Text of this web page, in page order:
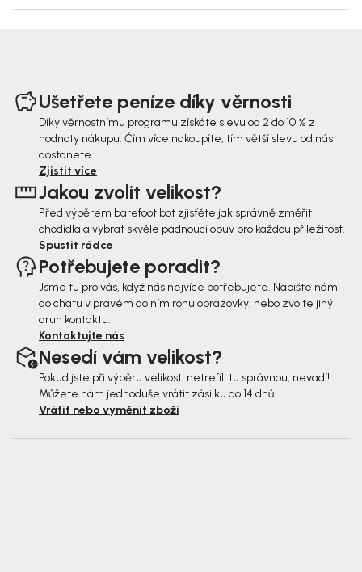
Ušetřete peníze díky věrnosti
Díky věrnostnímu programu získáte slevu od 2 do 10 % z
hodnoty nákupu. Čím více nakoupíte, tím větší slevu od nás
dostanete.
Zjistit více
Jakou zvolit velikost?
Před výběrem barefoot bot zjisťěte jak správně změřit
chodidla a vybrat skvěle padnoucí obuv pro každou příležitost.
Spustit rádce
Potřebujete poradit?
Jsme tu pro vás, když nás nejvíce potřebujete. Napište nám
do chatu v pravém dolním rohu obrazovky, nebo zvolte jiný
druh kontaktu.
Kontaktujte nás
Nesedí vám velikost?
Pokud jste při výběru velikosti netrefili tu správnou, nevadí!
Můžete nám jednoduše vrátit zásilku do 14 dnů.
Vrátit nebo vyměnit zboží